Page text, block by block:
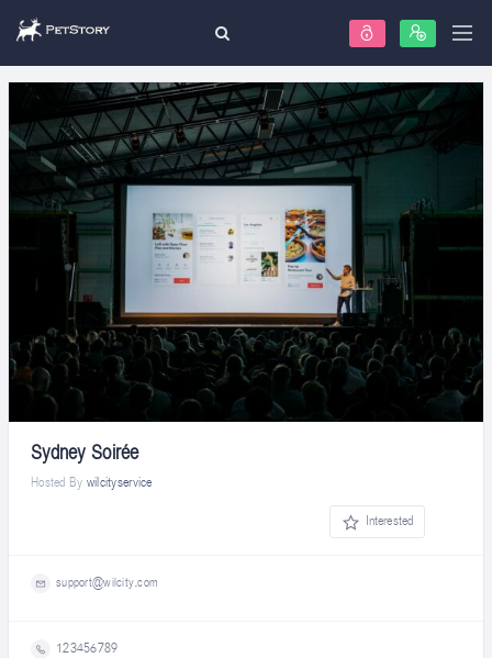
Sydney Soirée
Hosted By wilcityservice
Interested
support@wilcity.com
123456789